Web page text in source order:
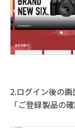
2.ログイン後の画
「ご登録製品の